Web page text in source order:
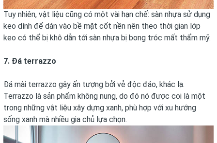
Tuy nhiên, vật liệu cũng có một vài hạn chế: sàn nhựa sử dụng
keo dính để dán vào bề mặt cốt nền nên theo thời gian lớp
keo có thể bị khô dẫn tới sàn nhựa bị bong tróc mất thẩm mỹ.
7. Đá terrazzo
Đá mài terrazzo gây ấn tượng bởi vẻ độc đáo, khác lạ.
Terrazzo là sản phẩm không nung, do đó nó được coi là một
trong những vật liệu xây dựng xanh, phù hợp với xu hướng
sống xanh mà nhiều gia chủ lựa chọn.